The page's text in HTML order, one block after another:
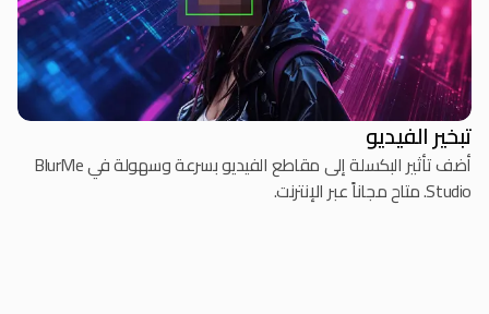
تبخير الفيديو
أضف تأثير البكسلة إلى مقاطع الفيديو بسرعة وسهولة في BlurMe
Studio. متاح مجاناً عبر الإنترنت.